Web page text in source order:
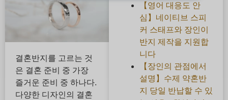
결혼반지를 고르는 것
은 결혼 준비 중 가장
즐거운 준비 중 하나다.
다양한 디자인의 결혼
【영어 대응도 안
심】네이티브 스피
커 스태프와 장인이
반지 제작을 지원합
니다
【장인의 관점에서
설명】수제 약혼반
지 당일 반납할 수 있